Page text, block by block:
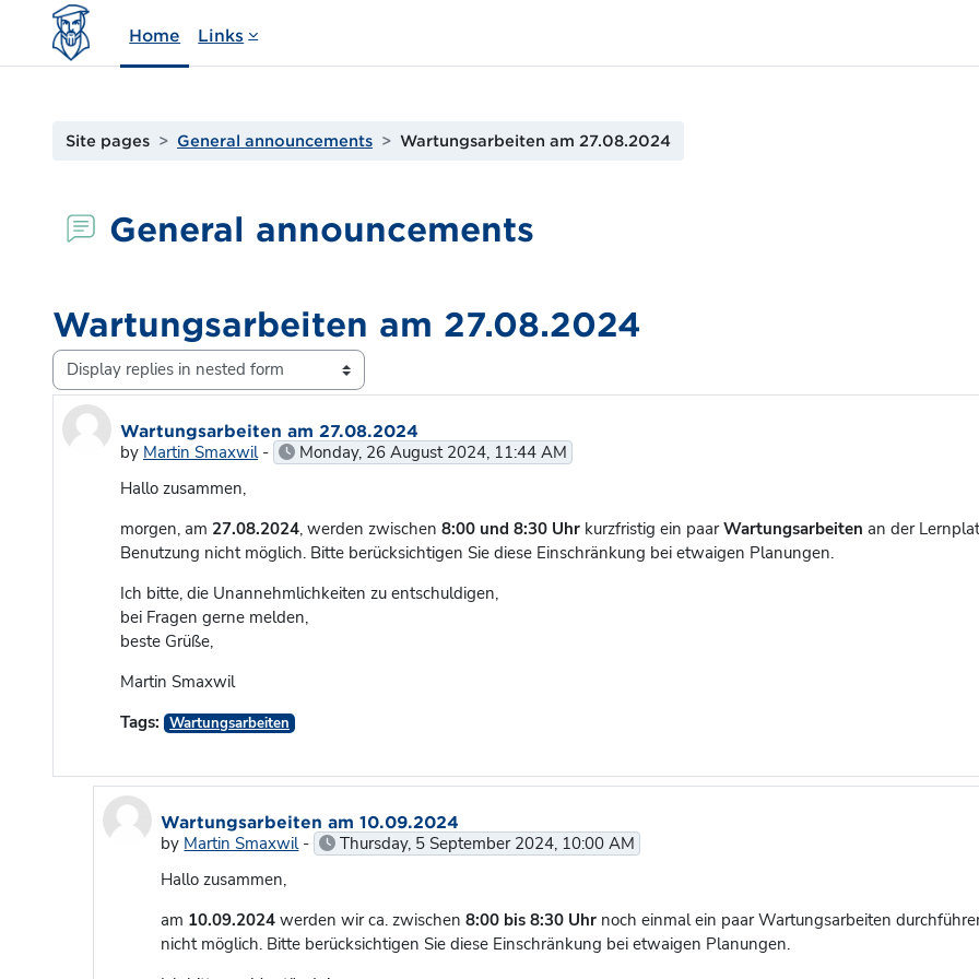
Skip to main content
Home Links
Site pages General announcements Wartungsarbeiten am 27.08.2024
General announcements
Wartungsarbeiten am 27.08.2024
Display mode
Wartungsarbeiten am 27.08.2024
by Martin Smaxwil- Monday, 26 August 2024, 11:44 AM
Hallo zusammen,
morgen, am 27.08.2024, werden zwischen 8:00 und 8:30 Uhr kurzfristig ein paarWartungsarbeiten an der
Benutzung nicht möglich. Bitte berücksichtigen Sie diese Einschränkung bei etwaigen Planungen.
Ich bitte, die Unannehmlichkeiten zu entschuldigen,
bei Fragen gerne melden,
beste Grüße,
Martin Smaxwil
Tags: Wartungsarbeiten
Wartungsarbeiten am 10.09.2024
by Martin Smaxwil-
Thursday, 5 September 2024, 10:00 AM
Hallo zusammen,
am 10.09.2024 werden wir ca. zwischen8:00 bis 8:30 Uhr noch einmal ein paar Wartungsarbeiten
nicht möglich. Bitte berücksichtigen Sie diese Einschränkung bei etwaigen Planungen.